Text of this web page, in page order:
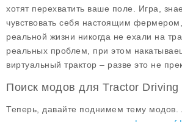
хотят перехватить ваше поле. Игра,
чувствовать себя настоящим
реальной жизни никогда не ехали на
реальных проблем, при этом
виртуальный трактор – разве это не
Поиск модов для Tractor Driving
Теперь, давайте поднимем тему модов.